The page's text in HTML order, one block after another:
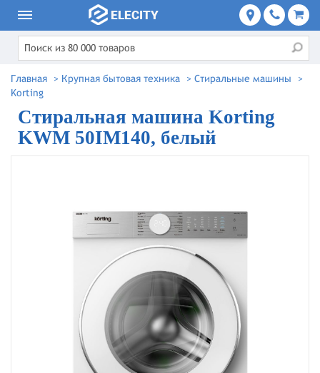
Главная > Крупная бытовая техника > Стиральные машины
>
Korting
Стиральная машина Korting
KWM 50IM140, белый